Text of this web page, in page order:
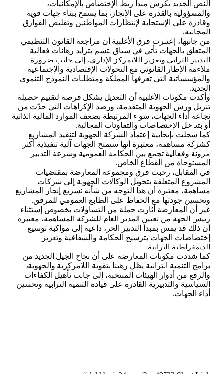
النص الجديد يكرس مبدأ ربط الإختصاص بالإمكانيات،
والمسؤولية بالقدرة على الإنجاز، بما يسمح ببناء جهات قوية
وقادرة على الإستجابة لإنتظارات المواطنين وتقليص الفوارق
المجالية.
من جانبها، إعتبرت فرق الأغلبية أن مراجعة القانون التنظيمي
المتعلق بالجهات تأتي في سياق يتسم بتزايد رهانات فعالية
التدبير الترابي وتعزيز اللاتمركز الإداري، إلى جانب ضرورة
ملاءمة الإطار القانوني مع التحولات الإقتصادية والإجتماعية
والمؤسساتية التي تعرفها المملكة ومتطلبات النموذج التنموي
الجديد.
وأكدت مكونات الأغلبية أن التعديل يشكل فرصة لتقييم حصيلة
تنزيل ورش الجهوية المتقدمة، ورصد الإكراهات التي حدّت من
نجاعة أداء الجهات، سواء المرتبطة بضعف الموارد المالية الذاتية
أو بتداخل الإختصاصات والتفاوتات المجالية.
كما سجلت بإيجابية إعتماد الشركة الجهوية لتنفيذ المشاريع
كشركة مساهمة، معتبرة أنها ستمنح الجهات آلية تنفيذية أكثر
مرونة وفعالية تجمع بين الحكامة العمومية وسرعة التدبير
المستوحاة من القطاع الخاص.
في المقابل، رحبت فرق ومجموعة المعارضة بمقتضيات
المشروع المتعلقة بتحويل الوكالات الجهوية إلى شركات
مساهمة، معتبرة أن هذا التوجه من شأنه تسريع إنجاز المشاريع
وتحسين جودتها مع الحفاظ على الطابع العمومي للمرفق.
غير أن المعارضة أثارت جملة من التساؤلات بخصوص إستثناء
رئيس الجهة من تعيين المدير العام للشركة المساهمة، معتبرة
أن ذلك قد يمس بمبدأ التدبير الحر، داعية إلى مواكبة توسيع
إختصاصات الجهات بترسيخ الحكامة والشفافية وتعزيز
الديمقراطية الترابية.
كما شددت مكونات المعارضة على أن نجاح الجيل الجديد من
برامج التنمية الترابية يظل رهينا بتقوية اللامركزية والجهوية،
والرفع من أدوار الهيئات المنتخبة، إلى جانب تأهيل الكفاءات
السياسية والتدبيرية القادرة على قيادة التنمية الترابية وتحسين
أداء الجهات.